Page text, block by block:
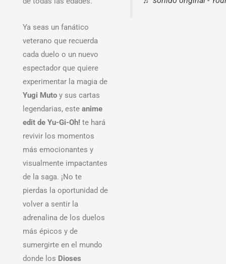
Ya seas un fanático
veterano que recuerda
cada duelo o un nuevo
espectador que quiere
experimentar la magia de
Yugi Muto y sus cartas
legendarias, este anime
edit de Yu-Gi-Oh! te hará
revivir los momentos
más emocionantes y
visualmente impactantes
de la saga. ¡No te
pierdas la oportunidad de
volver a sentir la
adrenalina de los duelos
más épicos y de
sumergirte en el mundo
donde los Dioses